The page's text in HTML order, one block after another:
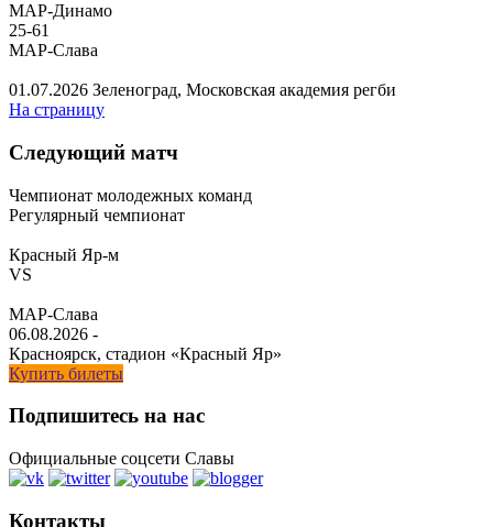
МАР-Динамо
25-61
МАР-Слава
01.07.2026 Зеленоград, Московская академия регби
На страницу
Следующий матч
Чемпионат молодежных команд
Регулярный чемпионат
Красный Яр-м
VS
МАР-Слава
06.08.2026 -
Красноярск, стадион «Красный Яр»
Купить билеты
Подпишитесь на нас
Официальные соцсети Славы
Контакты